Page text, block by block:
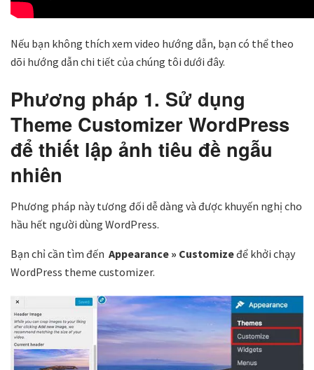
Nếu bạn không thích xem video hướng dẫn, bạn có thể theo
dõi hướng dẫn chi tiết của chúng tôi dưới đây.
Phương pháp 1. Sử dụng
Theme Customizer WordPress
để thiết lập ảnh tiêu đề ngẫu
nhiên
Phương pháp này tương đối dễ dàng và được khuyến nghị cho
hầu hết người dùng WordPress.
Bạn chỉ cần tìm đến Appearance » Customizeđể khởi chạy
WordPress theme customizer.